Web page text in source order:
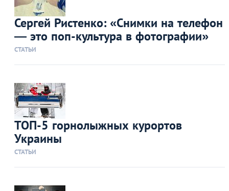
Сергей Ристенко: «Cнимки на телефон
— это поп-культура в фотографии»
СТАТЬИ
ТОП-5 горнолыжных курортов
Украины
СТАТЬИ